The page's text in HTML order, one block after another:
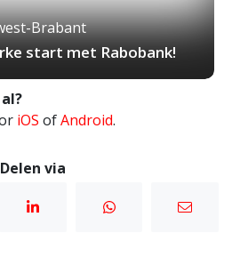
Brabant
start met Rabobank!
iOS ofAndroid.
Delen via